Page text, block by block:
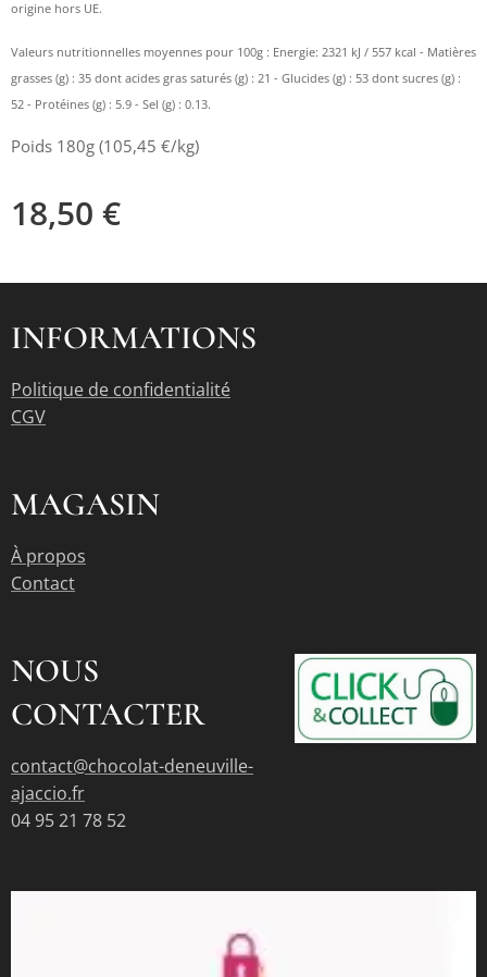
origine hors UE.
Valeurs nutritionnelles moyennes pour 100g : Energie: 2321 kJ / 557 kcal - Matières
grasses (g) : 35 dont acides gras saturés (g) : 21 - Glucides (g) : 53 dont sucres (g) :
52 - Protéines (g) : 5.9 - Sel (g) : 0.13.
Poids 180g (105,45 €/kg)
18,50 €
INFORMATIONS
Politique de confidentialité
CGV
MAGASIN
À propos
Contact
NOUS
CONTACTER
contact@chocolat-deneuville-
ajaccio.fr
04 95 21 78 52